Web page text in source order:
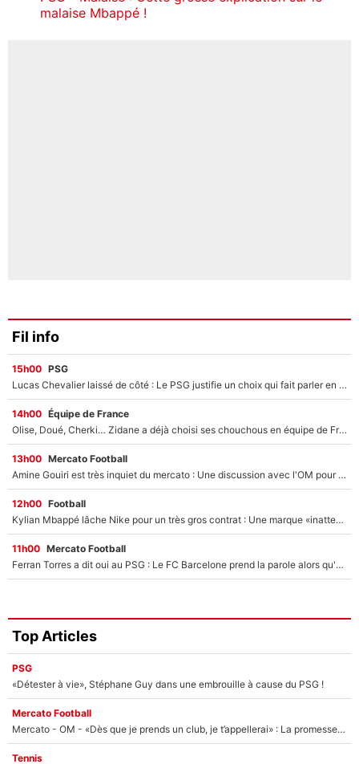
malaise Mbappé !
Fil info
15h00 PSG
Lucas Chevalier laissé de côté : Le PSG justifie un choix qui fait parler en plein mercato
14h00 Équipe de France
Olise, Doué, Cherki… Zidane a déjà choisi ses chouchous en équipe de France ? L’IA annonce des surprises sans Kylian Mbappé !
13h00 Mercato Football
Amine Gouiri est très inquiet du mercato : Une discussion avec l'OM pour acter son transfert !
12h00 Football
Kylian Mbappé lâche Nike pour un très gros contrat : Une marque «inattendue» va frapper très fort
11h00 Mercato Football
Ferran Torres a dit oui au PSG : Le FC Barcelone prend la parole alors qu'un transfert de l'attaquant espagnol prend forme
Top Articles
PSG
«Détester à vie», Stéphane Guy dans une embrouille à cause du PSG !
Mercato Football
Mercato - OM - «Dès que je prends un club, je t’appellerai» : La promesse de Marcelino au moment de claquer la porte
Tennis